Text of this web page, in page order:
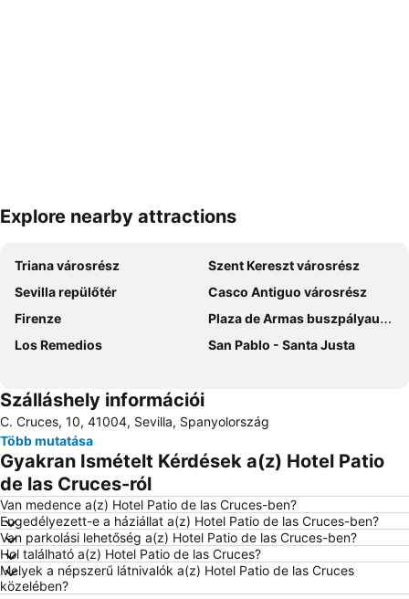
Nagy méretű térkép
Explore nearby attractions
Triana városrész
Szent Kereszt városrész
Sevilla repülőtér
Casco Antiguo városrész
Firenze
Plaza de Armas buszpályaudvar
Los Remedios
San Pablo - Santa Justa
Szálláshely információi
C. Cruces, 10, 41004, Sevilla, Spanyolország
Több mutatása
Gyakran Ismételt Kérdések a(z) Hotel Patio
de las Cruces-ról
Van medence a(z) Hotel Patio de las Cruces-ben?
Engedélyezett-e a háziállat a(z) Hotel Patio de las Cruces-ben?
Van parkolási lehetőség a(z) Hotel Patio de las Cruces-ben?
Hol található a(z) Hotel Patio de las Cruces?
Melyek a népszerű látnivalók a(z) Hotel Patio de las Cruces
közelében?